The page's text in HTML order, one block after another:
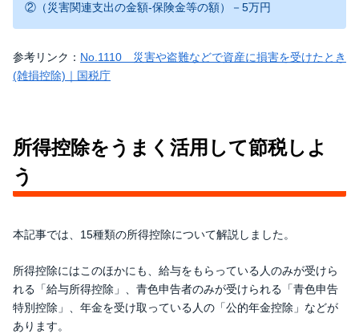
②（災害関連支出の金額-保険金等の額）－5万円
参考リンク： No.1110 災害や盗難などで資産に損害を受けたとき
(雑損控除)｜国税庁
所得控除をうまく活用して節税しよ
う
本記事では、15種類の所得控除について解説しました。
所得控除にはこのほかにも、給与をもらっている人のみが受けら
れる「給与所得控除」、青色申告者のみが受けられる「青色申告
特別控除」、年金を受け取っている人の「公的年金控除」などが
あります。